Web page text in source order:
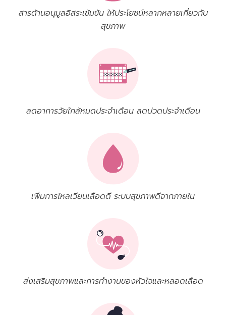
สารต้านอนุมูลอิสระเข้มข้น ให้ประโยชน์หลากหลายเกี่ยวกับ
สุขภาพ
ลดอาการวัยใกล้หมดประจำเดือน ลดปวดประจำเดือน
เพิ่มการไหลเวียนเลือดดี ระบบสุขภาพดีจากภายใน
ส่งเสริมสุขภาพและการทำงานของหัวใจและหลอดเลือด